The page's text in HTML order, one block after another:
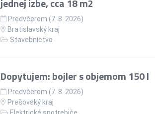
jednej izbe, cca 18 m2
Predvčerom (7. 8. 2026)
Bratislavský kraj
Stavebníctvo
Dopytujem: bojler s objemom 150 l
Predvčerom (7. 8. 2026)
Prešovský kraj